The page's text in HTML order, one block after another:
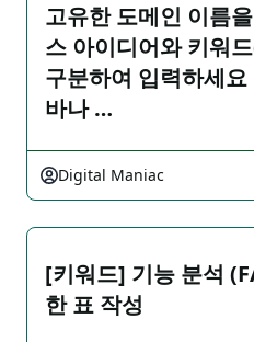
고유한 도메인 이름
스 아이디어와 키워
구분하여 입력하세
바나 …
Digital Maniac
[키워드] 기능 분석
한 표 작성